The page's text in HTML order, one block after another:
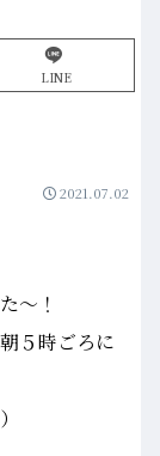
LINE
2021.07.02
～！
５時ごろに